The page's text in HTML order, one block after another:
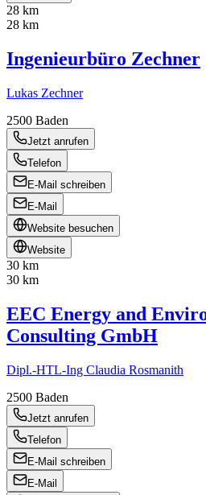
28 km
28 km
Ingenieurbüro Zechner
Lukas Zechner
2500 Baden
Jetzt anrufen
Telefon
E-Mail schreiben
E-Mail
Website besuchen
Website
30 km
30 km
EEC Energy and
Consulting GmbH
Dipl.-HTL-Ing Claudia Rosmanith
2500 Baden
Jetzt anrufen
Telefon
E-Mail schreiben
E-Mail